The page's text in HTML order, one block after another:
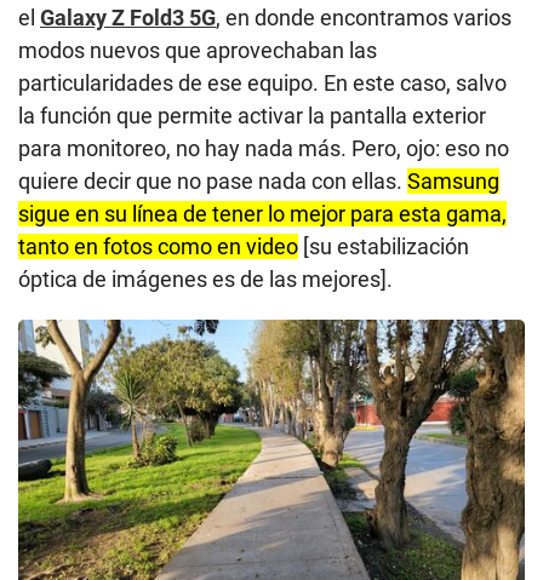
el Galaxy Z Fold3 5G, en donde encontramos varios
modos nuevos que aprovechaban las
particularidades de ese equipo. En este caso, salvo
la función que permite activar la pantalla exterior
para monitoreo, no hay nada más. Pero, ojo: eso no
quiere decir que no pase nada con ellas. Samsung
sigue en su línea de tener lo mejor para esta gama,
tanto en fotos como en video [su estabilización
óptica de imágenes es de las mejores].